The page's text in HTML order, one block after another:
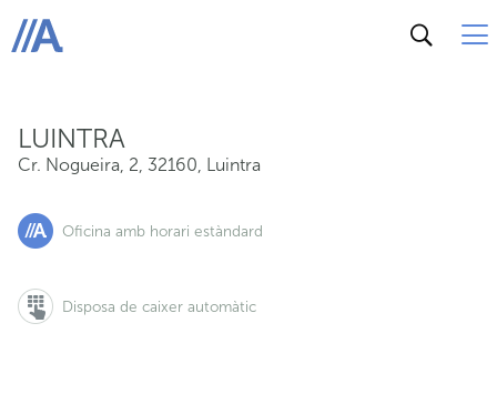
ABANCA
LUINTRA
Cr. Nogueira, 2, 32160, Luintra
Oficina amb horari estàndard
Disposa de caixer automàtic
Cr. Nogueira, 2, 32160, Luintra